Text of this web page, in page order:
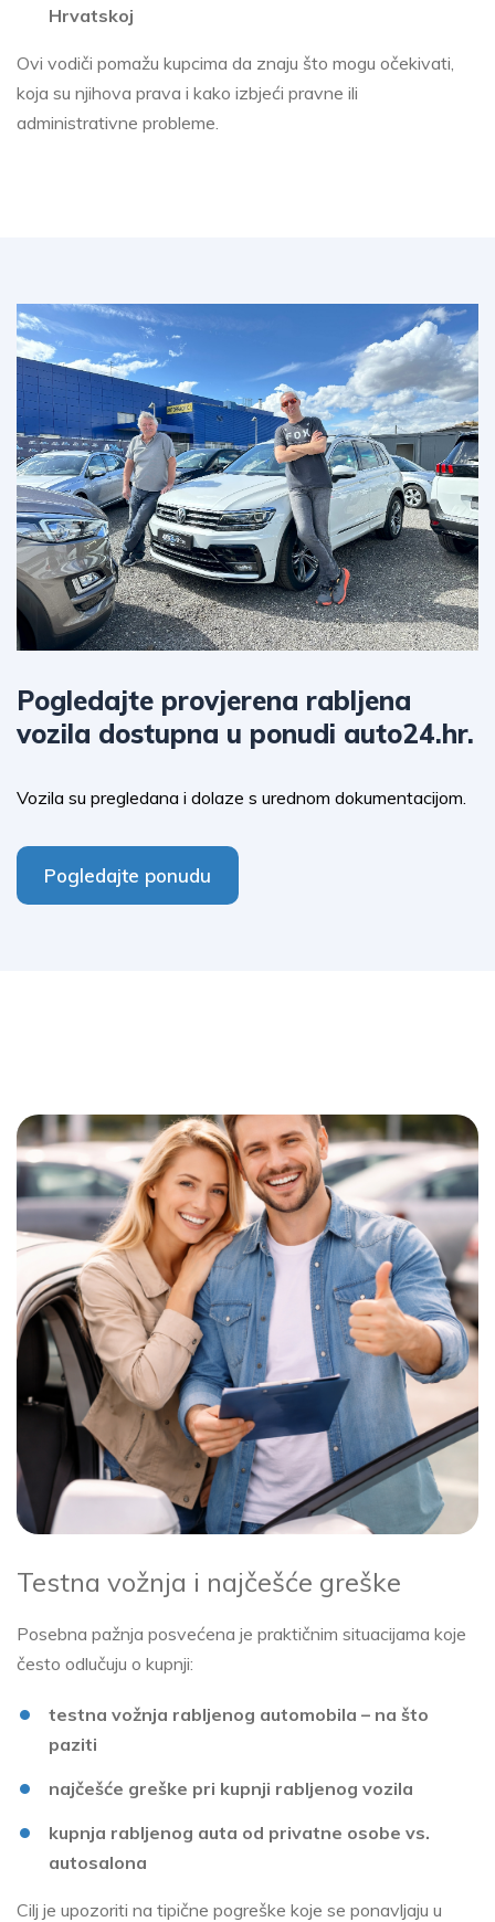
Hrvatskoj
Ovi vodiči pomažu kupcima da znaju što mogu očekivati,
koja su njihova prava i kako izbjeći pravne ili
administrativne probleme.
Pogledajte provjerena rabljena
vozila dostupna u ponudi auto24.hr.
Vozila su pregledana i dolaze s urednom dokumentacijom.
Pogledajte ponudu
Testna vožnja i najčešće greške
Posebna pažnja posvećena je praktičnim situacijama koje
često odlučuju o kupnji:
testna vožnja rabljenog automobila – na što
paziti
najčešće greške pri kupnji rabljenog vozila
kupnja rabljenog auta od privatne osobe vs.
autosalona
Cilj je upozoriti na tipične pogreške koje se ponavljaju u